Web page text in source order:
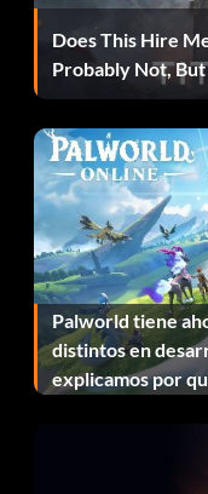
Does This Hire
Probably Not,
Palworld tiene
distintos en
explicamos por